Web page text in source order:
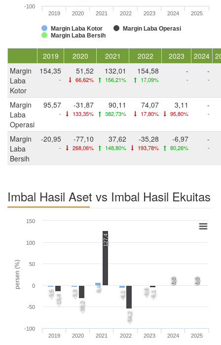
Margin Laba Kotor
Margin Laba Operasi
Margin Laba Bersih
2019 2020 2021 2022 2023 2024 2025
-100
2019 2020 2021 2022 2023 2024
Margin
Laba
Kotor
154,35
-
51,52
66,62%
132,01
156,21%
154,58
17,09%
-
-
-
-
Margin
Laba
Operasi
95,57
-
-31,87
133,35%
90,11
382,73%
74,07
17,80%
3,11
95,80%
-
-
Margin
Laba
Bersih
-20,95
-
-77,10
268,06%
37,62
148,80%
-35,28
193,78%
-6,97
80,26%
-
-
Imbal Hasil Aset vs Imbal Hasil Ekuitas
persen (%)
-3,5 -3,3
6,4
-6,1 -0,6
0,0 0,0
-13,4
-30,2
127,4
-54,2
-5,1
0,0 0,0
2019 2020 2021 2022 2023 2024 2025
-100
-50
0
50
100
150